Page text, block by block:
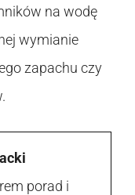
na wodę
wymianie
zapachu czy
porad i